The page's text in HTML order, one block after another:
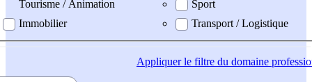
Tourisme / Animation
Immobilier
Sport
Transport / Logistique
Appliquerle filtre du domaine